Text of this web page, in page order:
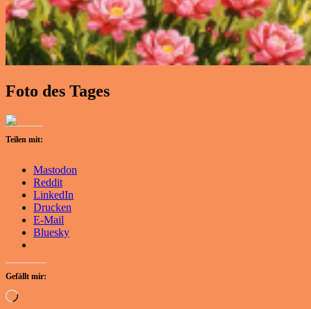
Foto des Tages
Teilen mit:
Mastodon
Reddit
LinkedIn
Drucken
E-Mail
Bluesky
Gefällt mir:
Wird